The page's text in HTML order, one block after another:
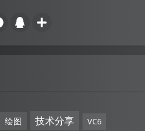
绘图 技术分享 VC6